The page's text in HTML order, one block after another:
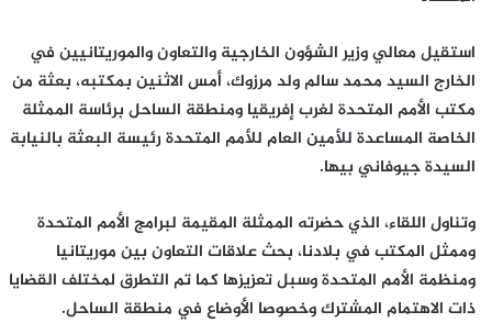
استقيل معالي وزير الشؤون الخارجية والتعاون والموريتانيين في
الخارج السيد محمد سالم ولد مرزوك، أمس الاثنين بمكتبه، بعثة من
مكتب الأمم المتحدة لغرب إفريقيا ومنطقة الساحل برئاسة الممثلة
الخاصة المساعدة للأمين العام للأمم المتحدة رئيسة البعثة بالنيابة
السيدة جيوفاني بيها.
وتناول اللقاء، الذي حضرته الممثلة المقيمة لبرامج الأمم المتحدة
وممثل المكتب في بلادنا، بحث علاقات التعاون بين موريتانيا
ومنظمة الأمم المتحدة وسبل تعزيزها كما تم التطرق لمختلف القضايا
ذات الاهتمام المشترك وخصوصا الأوضاع في منطقة الساحل.